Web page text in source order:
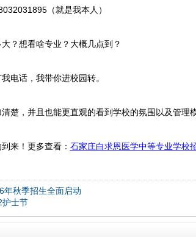
（就是我本人）
大？想看啥专业？大概几点到？
电话，我带你进校园转。
楚，并且也能更直观的看到学校的氛围以及管理模
来！更多查看： 石家庄白求恩医学中等专业学校
年秋季招生全面启动
护士节